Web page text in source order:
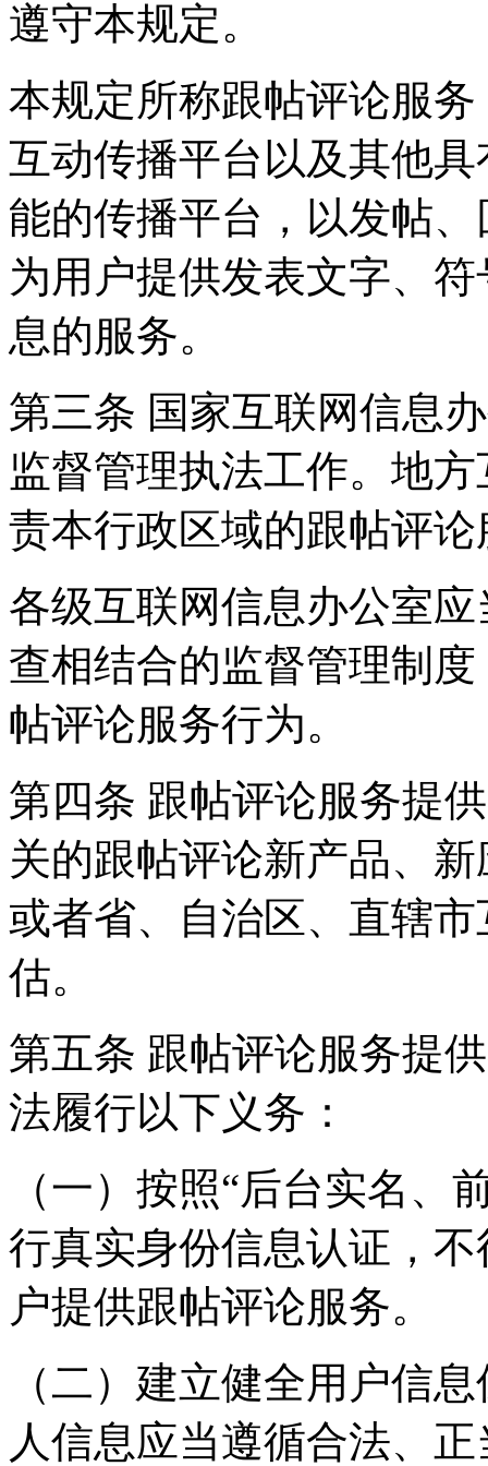
遵守本规定。
本规定所称跟帖评论服
互动传播平台以及其他
能的传播平台，以发帖
为用户提供发表文字、
息的服务。
第三条 国家互联网信息
监督管理执法工作。地
责本行政区域的跟帖评
各级互联网信息办公室
查相结合的监督管理制
帖评论服务行为。
第四条 跟帖评论服务提
关的跟帖评论新产品、
或者省、自治区、直辖
估。
第五条 跟帖评论服务提
法履行以下义务：
（一）按照“后台实名、
行真实身份信息认证，
户提供跟帖评论服务。
（二）建立健全用户信
人信息应当遵循合法、